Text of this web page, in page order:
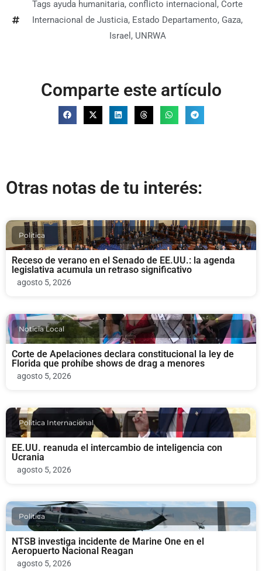
Tags ayuda humanitaria, conflicto internacional , Corte
Internacional de Justicia, Estado Departamento, Gaza,
Israel , UNRWA
Comparte este artículo
Otras notas de tu interés:
Politica
Receso de verano en el Senado de EE.UU.: la agenda
legislativa acumula un retraso significativo
agosto 5, 2026
Noticia Local
Corte de Apelaciones declara constitucional la ley de
Florida que prohíbe shows de drag a menores
agosto 5, 2026
Politica Internacional
EE.UU. reanuda el intercambio de inteligencia con
Ucrania
agosto 5, 2026
Politica
NTSB investiga incidente de Marine One en el
Aeropuerto Nacional Reagan
agosto 5, 2026